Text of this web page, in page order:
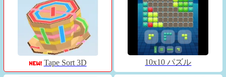
Tape Sort 3D 10x10 パズル